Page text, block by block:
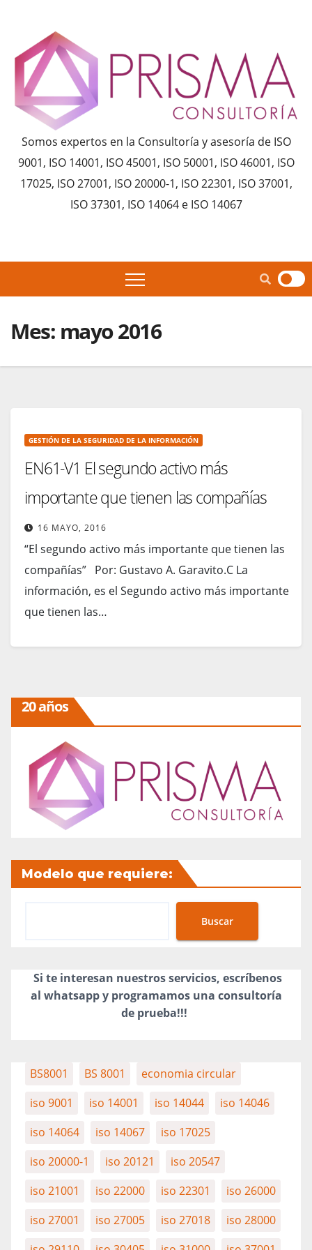
contenido
Somos expertos en la Consultoría y asesoría de ISO
9001, ISO 14001, ISO 45001, ISO 50001, ISO 46001, ISO
17025, ISO 27001, ISO 20000-1, ISO 22301, ISO 37001,
ISO 37301, ISO 14064 e ISO 14067
Mes: mayo 2016
GESTIÓN DE LA SEGURIDAD DE LA INFORMACIÓN
EN61-V1 El segundo activo más
importante que tienen las compañías
16 MAYO, 2016
“El segundo activo más importante que tienen las
compañías” Por: Gustavo A. Garavito.C La
información, es el Segundo activo más importante
que tienen las…
Leer más
20 años
Modelo que requiere:
Buscar
Si te interesan nuestros servicios, escríbenos
al whatsapp y programamos una consultoría
de prueba!!!
BS8001 BS 8001
economia circular
iso 9001
iso 14001 iso 14044
iso 14046
iso 14064
iso 14067
iso 17025
iso 20000-1
iso 20121
iso 20547
iso 21001
iso 22000 iso 22301
iso 26000
iso 27001
iso 27005 iso 27018
iso 28000